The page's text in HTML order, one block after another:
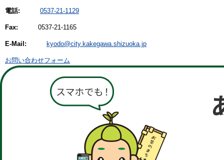
電話: 0537-21-1129
Fax: 0537-21-1165
E-Mail: kyodo@city.kakegawa.shizuoka.jp
お問い合わせフォーム